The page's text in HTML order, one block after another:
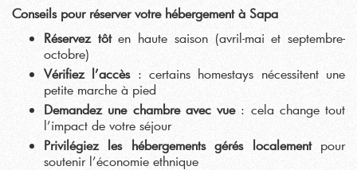
Conseils pour réserver votre hébergement à Sapa
Réservez tôten haute saison (avril-mai et septembre-
octobre)
Vérifiez l’accès: certains homestays nécessitent une
petite marche à pied
Demandez une chambre avec vue: cela change tout
l’impact de votre séjour
Privilégiez les hébergements gérés localementpour
soutenir l’économie ethnique